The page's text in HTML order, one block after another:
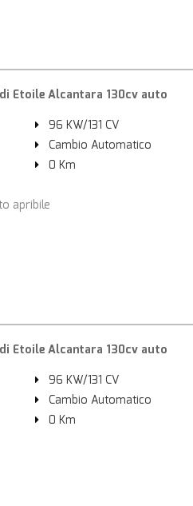
Etoile Alcantara 130cv auto
96 KW/131 CV
Cambio Automatico
0 Km
apribile
Etoile Alcantara 130cv auto
96 KW/131 CV
Cambio Automatico
0 Km